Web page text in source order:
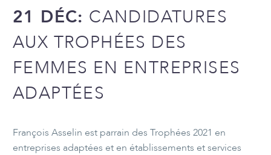
21 DÉC: CANDIDATURES
AUX TROPHÉES DES
FEMMES EN ENTREPRISES
ADAPTÉES
François Asselin est parrain des Trophées 2021 en
entreprises adaptées et en établissements et services